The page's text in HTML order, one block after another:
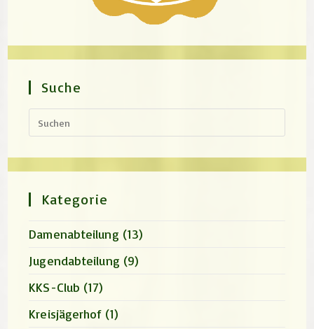
Suche
Kategorie
Damenabteilung (13)
Jugendabteilung (9)
KKS-Club (17)
Kreisjägerhof (1)